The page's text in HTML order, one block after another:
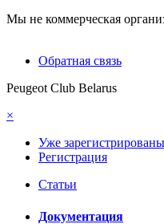
Мы не коммерческая
Обратная связь
Peugeot Club Belarus
×
Уже
Регистрация
Статьи
Документация